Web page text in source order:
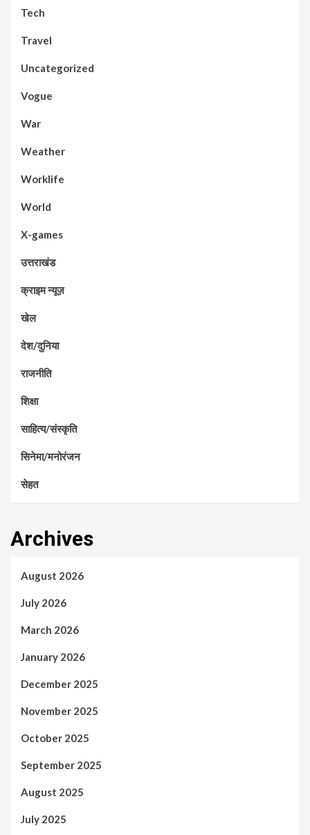
Tech
Travel
Uncategorized
Vogue
War
Weather
Worklife
World
X-games
उत्तराखंड
क्राइम न्यूज़
खेल
देश/दुनिया
राजनीति
शिक्षा
साहित्य/संस्कृति
सिनेमा/मनोरंजन
सेहत
Archives
August 2026
July 2026
March 2026
January 2026
December 2025
November 2025
October 2025
September 2025
August 2025
July 2025